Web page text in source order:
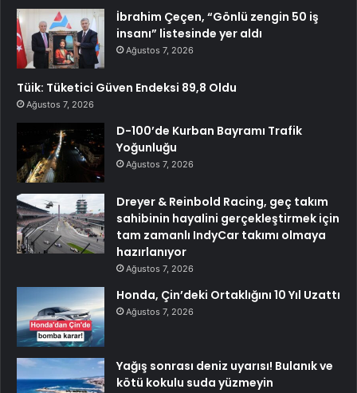
İbrahim Çeçen, “Gönlü zengin 50 iş
insanı” listesinde yer aldı
Ağustos 7, 2026
Tüik: Tüketici Güven Endeksi 89,8 Oldu
Ağustos 7, 2026
D-100’de Kurban Bayramı Trafik
Yoğunluğu
Ağustos 7, 2026
Dreyer & Reinbold Racing, geç takım
sahibinin hayalini gerçekleştirmek için
tam zamanlı IndyCar takımı olmaya
hazırlanıyor
Ağustos 7, 2026
Honda, Çin’deki Ortaklığını 10 Yıl Uzattı
Ağustos 7, 2026
Yağış sonrası deniz uyarısı! Bulanık ve
kötü kokulu suda yüzmeyin